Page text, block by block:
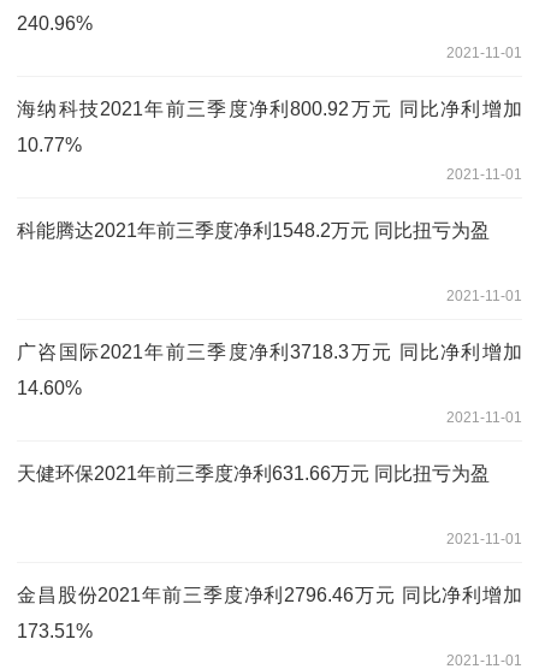
240.96%
2021-11-01
海纳科技2021年前三季度净利800.92万元 同比净利增加
10.77%
2021-11-01
科能腾达2021年前三季度净利1548.2万元 同比扭亏为盈
2021-11-01
广咨国际2021年前三季度净利3718.3万元 同比净利增加
14.60%
2021-11-01
天健环保2021年前三季度净利631.66万元 同比扭亏为盈
2021-11-01
金昌股份2021年前三季度净利2796.46万元 同比净利增加
173.51%
2021-11-01